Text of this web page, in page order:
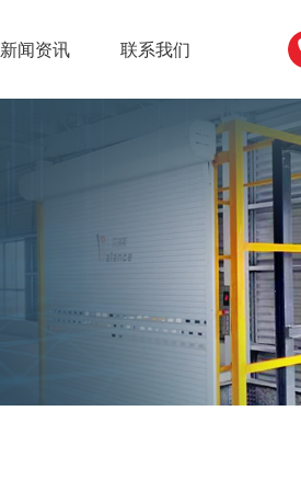
新闻资讯 联系我们